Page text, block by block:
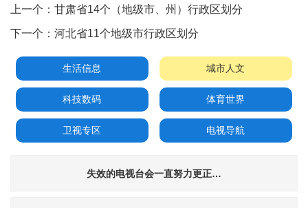
上一个： 甘肃省14个（地级市、州）行政区划分
下一个： 河北省11个地级市行政区划分
生活信息 城市人文
科技数码 体育世界
卫视专区 电视导航
失效的电视台会一直努力更正…